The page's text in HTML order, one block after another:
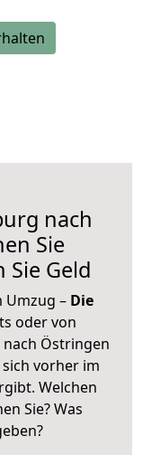
nach
Sie
Geld
Umzug – Die
oder von
Östringen
vorher im
Welchen
Sie? Was